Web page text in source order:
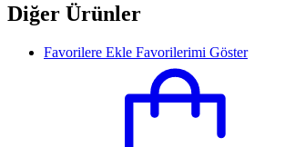
Diğer Ürünler
Favorilere Ekle Favorilerimi Göster